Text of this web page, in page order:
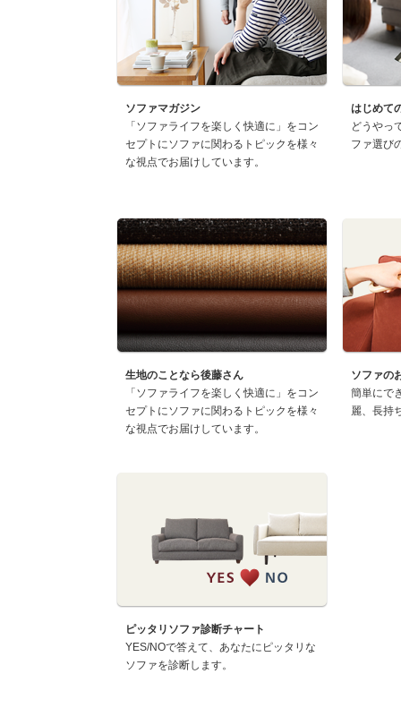
ソファマガジン
「ソファライフを楽しく快適に」をコン
セプトにソファに関わるトピックを様々
な視点でお届けしています。
はじめて
どうやっ
ファ選び
生地のことなら後藤さん
「ソファライフを楽しく快適に」をコン
セプトにソファに関わるトピックを様々
な視点でお届けしています。
ソファの
簡単にで
麗、長持
ピッタリソファ診断チャート
YES/NOで答えて、あなたにピッタリな
ソファを診断します。